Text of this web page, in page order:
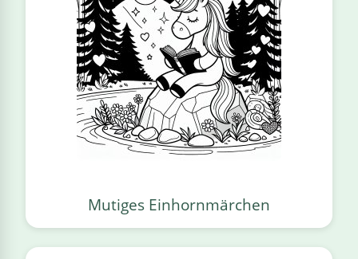
Mutiges Einhornmärchen